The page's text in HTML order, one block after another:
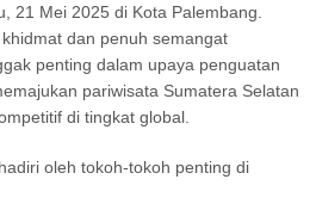
21 Mei 2025 di Kota Palembang.
dan penuh semangat
penting dalam upaya penguatan
pariwisata Sumatera Selatan
di tingkat global.
oleh tokoh-tokoh penting di